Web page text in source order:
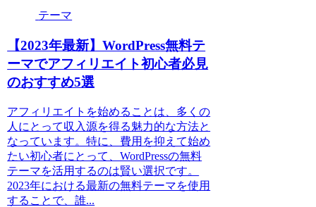
テーマ
【2023年最新】WordPress無料テ
ーマでアフィリエイト初心者必見
のおすすめ5選
アフィリエイトを始めることは、多くの
人にとって収入源を得る魅力的な方法と
なっています。特に、費用を抑えて始め
たい初心者にとって、WordPressの無料
テーマを活用するのは賢い選択です。
2023年における最新の無料テーマを使用
することで、誰...